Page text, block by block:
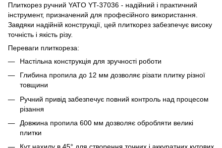
Плиткорез ручний YATO YT-37036 - надійний і практичний
інструмент, призначений для професійного використання.
Завдяки надійній конструкції, цей плиткорез забезпечує високу
точність і якість різу.
Переваги плиткореза:
Настільна конструкція для зручності роботи
Глибина пропила до 12 мм дозволяє різати плитку різної
товщини
Ручний привід забезпечує повний контроль над процесом
різання
Довжина пропила 600 мм дозволяє обробляти великі
плитки